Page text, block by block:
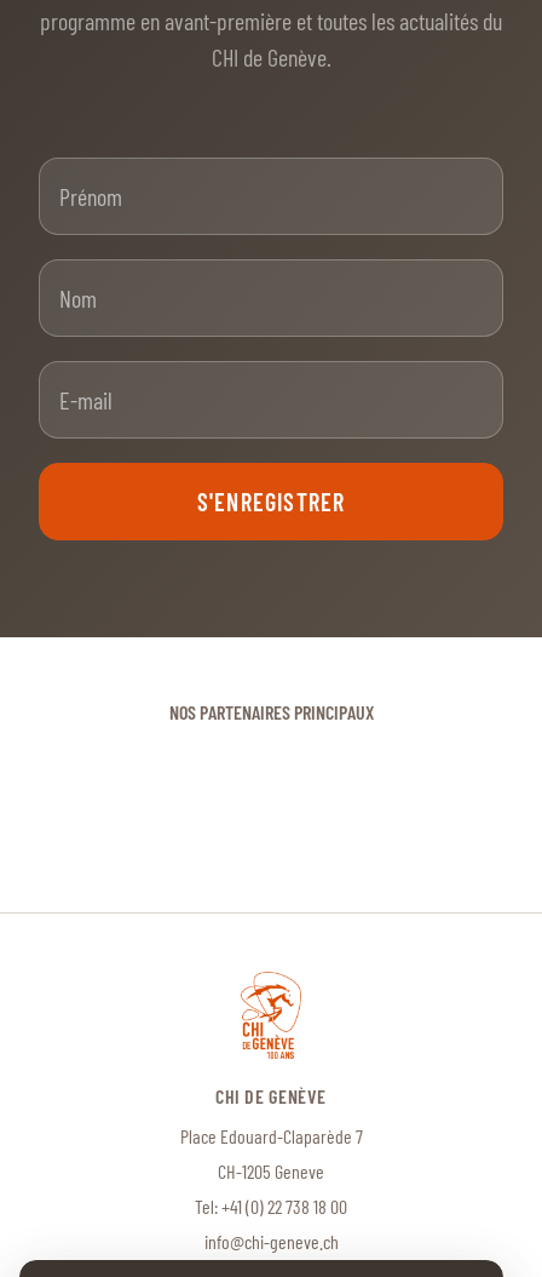
programme en avant-première et toutes les actualités du
CHI de Genève.
S'ENREGISTRER
NOS PARTENAIRES PRINCIPAUX
CHI DE GENÈVE
Place Edouard-Claparède 7
CH-1205 Geneve
Tel:+41 (0) 22 738 18 00
info@chi-geneve.ch